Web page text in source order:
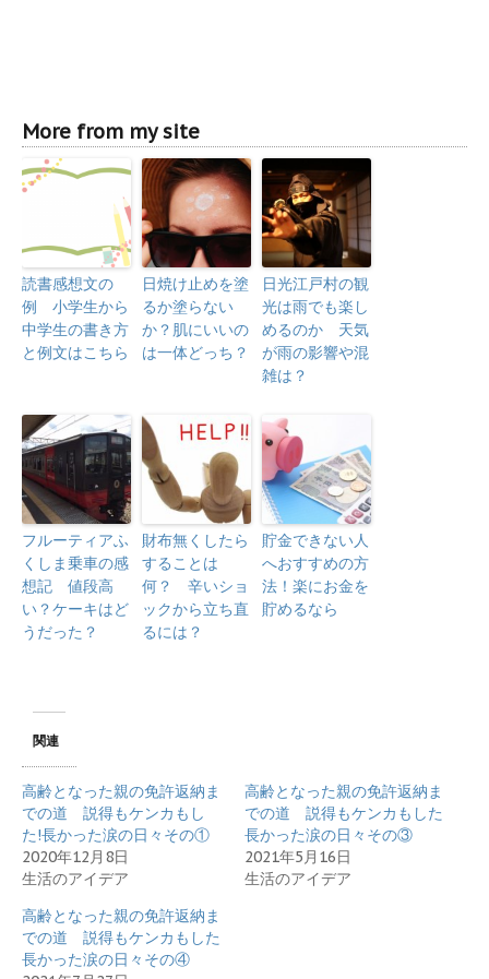
More from my site
読書感想文の
例 小学生から
中学生の書き方
と例文はこちら
日焼け止めを塗
るか塗らない
か？肌にいいの
は一体どっち？
日光江戸村の観
光は雨でも楽し
めるのか 天気
が雨の影響や混
雑は？
フルーティアふ
くしま乗車の感
想記 値段高
い？ケーキはど
うだった？
財布無くしたら
することは
何？ 辛いショ
ックから立ち直
るには？
貯金できない人
へおすすめの方
法！楽にお金を
貯めるなら
関連
高齢となった親の免許返納ま
での道 説得もケンカもし
た!長かった涙の日々その①
2020年12月8日
生活のアイデア
高齢となった親の免許返納ま
での道 説得もケンカもした
長かった涙の日々その③
2021年5月16日
生活のアイデア
高齢となった親の免許返納ま
での道 説得もケンカもした
長かった涙の日々その④